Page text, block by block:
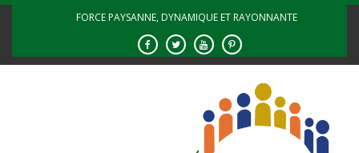
Skip
FORCE PAYSANNE, DYNAMIQUE ET RAYONNANTE